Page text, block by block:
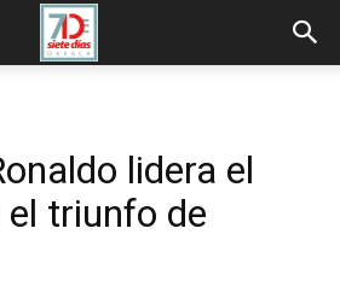
lidera el
triunfo de